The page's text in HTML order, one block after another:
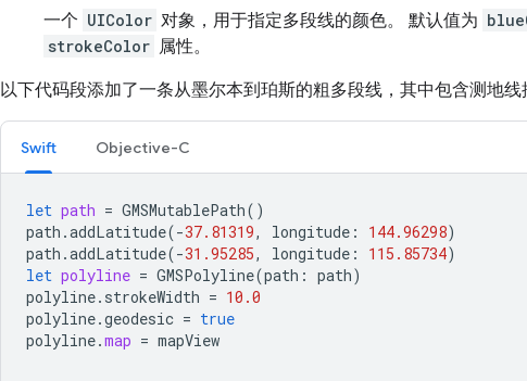
一个 UIColor 对象，用于指定多段线的颜色。 默认值为
strokeColor 属性。
以下代码段添加了一条从墨尔本到珀斯的粗多段线，其中包含测地线
Swift Objective-C
let path = GMSMutablePath()
path .addLatitude(-37.81319, longitude : 144.96298)
path .addLatitude(-31.95285, longitude : 115.85734)
let polyline = GMSPolyline(path : path)
polyline. strokeWidth = 10.0
polyline.geodesic = true
polyline.map = mapView